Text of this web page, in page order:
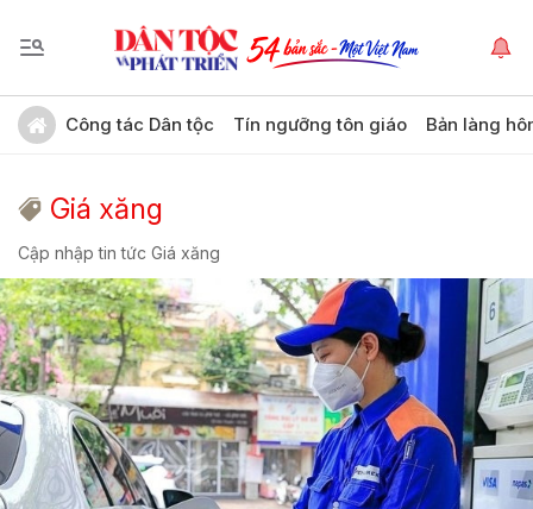
Công tác Dân tộc Tín ngưỡng tôn giáo Bản làng
Giá xăng
Cập nhập tin tức Giá xăng